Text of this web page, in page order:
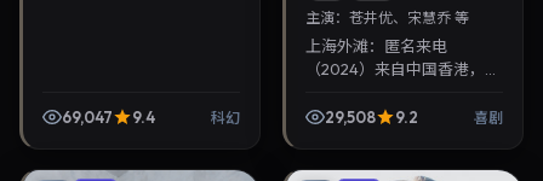
69,047 9.4 科幻
主演：苍井优、宋慧乔 等
上海外滩：匿名来电
（2024）来自中国香港，类
井优、宋慧乔等参与演出。
29,508 9.2 喜剧